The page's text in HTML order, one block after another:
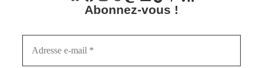
Abonnez-vous !